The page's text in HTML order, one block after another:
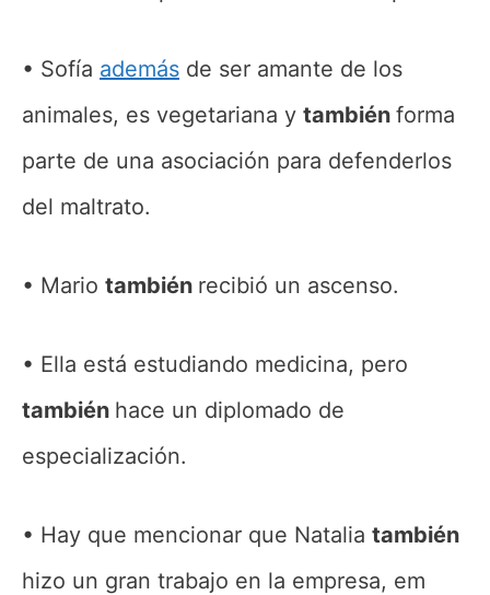
Sofía además de ser amante de los
animales, es vegetariana y también forma
parte de una asociación para defenderlos
del maltrato.
Mario también recibió un ascenso.
Ella está estudiando medicina, pero
también hace un diplomado de
especialización.
Hay que mencionar que Natalia también
hizo un gran trabajo en la empresa, em